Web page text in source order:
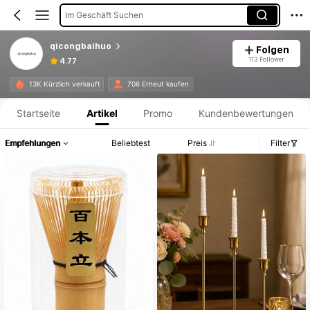
Im Geschäft Suchen
qicongbaihuo
4.77
Folgen
113 Follower
13K Kürzlich verkauft 706 Erneut kaufen
Produktinformation: Preisangabe, Verkaufs- und Lagerbestandsdetails.
Startseite Artikel Promo Kundenbewertungen
Empfehlungen Beliebtest Preis Filter